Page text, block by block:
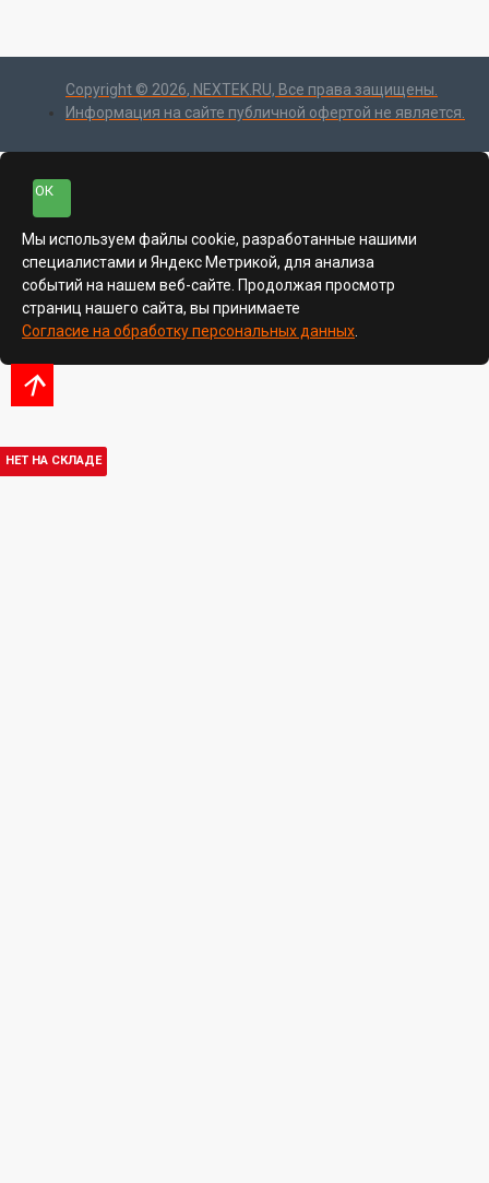
НЕТ НА СКЛАДЕ
НЕТ НА СКЛАДЕ
НЕТ НА СКЛАДЕ
Copyright © 2026, NEXTEK.RU, Все права защищены.
Информация на сайте публичной офертой не является.
ОК
Мы используем файлы cookie, разработанные нашими
специалистами и Яндекс Метрикой, для анализа
событий на нашем веб-сайте. Продолжая просмотр
страниц нашего сайта, вы принимаете
Согласие на обработку персональных данных.